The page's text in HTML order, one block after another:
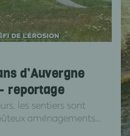
d’Auvergne
reportage
les sentiers sont
aménagements...